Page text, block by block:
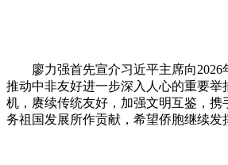
廖力强首先宣介习近平主席向
推动中非友好进一步深入人心的重要
机，赓续传统友好，加强文明互鉴，
务祖国发展所作贡献，希望侨胞继续发